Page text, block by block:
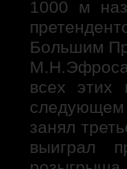
1000 м
Большим
всех этих
следующем
занял
выиграл